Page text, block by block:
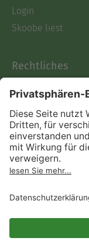
Login
Skoobe liest
Rechtliches
AGB
Informationen
Act
Verträge hier
Impressum